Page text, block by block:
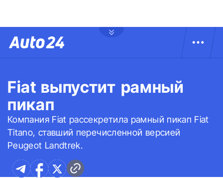
Fiat выпустит рамный
пикап
Компания Fiat рассекретила рамный пикап Fiat
Titano, ставший перечисленной версией
Peugeot Landtrek.